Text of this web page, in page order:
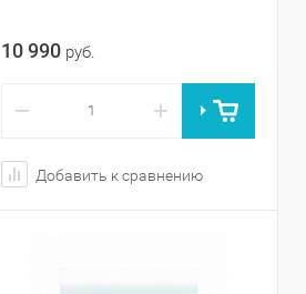
10 990 руб.
− +
Добавить к сравнению